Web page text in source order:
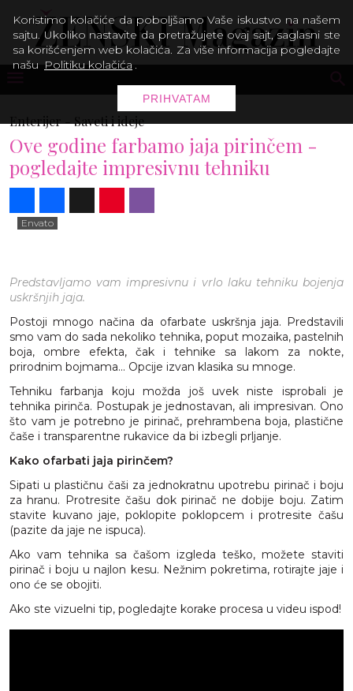
Enterijer -Saveti i ideje
Ove godine farbamo jaja pirinčem -
pogledajte impresivnu tehniku
Envato
Predstavljamo vam impresivnu i vrlo laku tehniku bojenja
uskršnjih jaja.
Postoji mnogo načina da ofarbate uskršnja jaja. Predstavili
smo vam do sada nekoliko tehnika, poput mozaika, pastelnih
boja, ombre efekta, čak i tehnike sa lakom za nokte,
prirodnim bojmama... Opcije izvan klasika su mnoge.
Tehniku farbanja koju možda još uvek niste isprobali je
tehnika pirinča. Postupak je jednostavan, ali impresivan. Ono
što vam je potrebno je pirinač, prehrambena boja, plastične
čaše i transparentne rukavice da bi izbegli prljanje.
Kako ofarbati jaja pirinčem?
Sipati u plastičnu čaši za jednokratnu upotrebu pirinač i boju
za hranu. Protresite čašu dok pirinač ne dobije boju. Zatim
stavite kuvano jaje, poklopite poklopcem i protresite čašu
(pazite da jaje ne ispuca).
Ako vam tehnika sa čašom izgleda teško, možete staviti
pirinač i boju u najlon kesu. Nežnim pokretima, rotirajte jaje i
ono će se obojiti.
Ako ste vizuelni tip, pogledajte korake procesa u videu ispod!
Koristimo kolačiće da poboljšamo Vaše iskustvo na našem
sajtu. Ukoliko nastavite da pretražujete ovaj sajt, saglasni ste
sa korišćenjem web kolačića. Za više informacija pogledajte
našu Politiku kolačića .
PRIHVATAM